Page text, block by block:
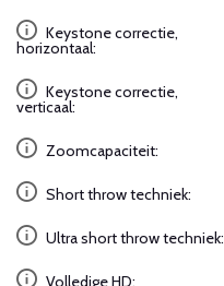
Keystone correctie,
horizontaal:
Keystone correctie,
verticaal:
Zoomcapaciteit:
Short throw techniek:
Ultra short throw techniek:
Volledige HD: